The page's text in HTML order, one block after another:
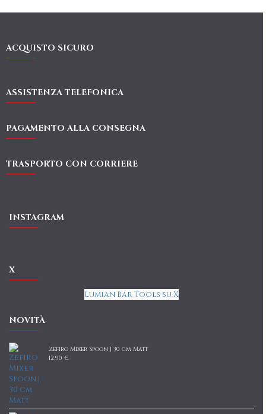
ACQUISTO SICURO
ASSISTENZA TELEFONICA
PAGAMENTO ALLA CONSEGNA
TRASPORTO CON CORRIERE
INSTAGRAM
X
Lumian Bar Tools su X
NOVITÀ
Zefiro Mixer Spoon | 30 cm Matt
12,90 €